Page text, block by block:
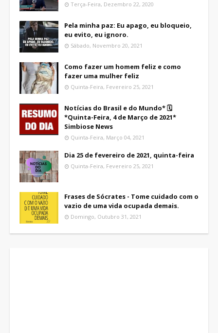
Terça-Feira, Dezembro 22, 2020
Pela minha paz: Eu apago, eu bloqueio,
eu evito, eu ignoro.
Sábado, Novembro 20, 2021
Como fazer um homem feliz e como
fazer uma mulher feliz
Quinta-Feira, Fevereiro 25, 2021
Notícias do Brasil e do Mundo* 🗓
*Quinta-Feira, 4 de Março de 2021*
Simbiose News
Quinta-Feira, Março 04, 2021
Dia 25 de fevereiro de 2021, quinta-feira
Quinta-Feira, Fevereiro 25, 2021
Frases de Sócrates - Tome cuidado com o
vazio de uma vida ocupada demais.
Domingo, Outubro 31, 2021